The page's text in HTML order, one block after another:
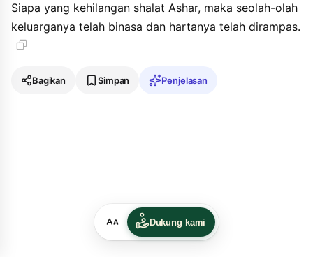
Siapa yang kehilangan shalat Ashar, maka seolah-olah
keluarganya telah binasa dan hartanya telah dirampas.
Bagikan Simpan Penjelasan
Dukung kami